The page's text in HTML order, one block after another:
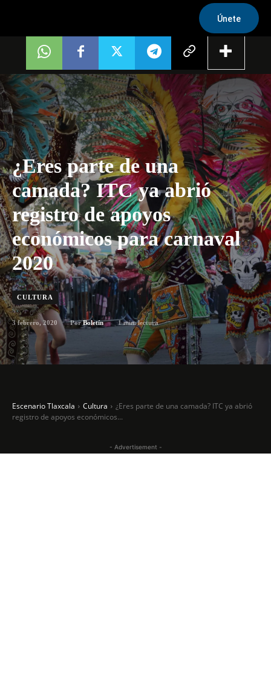
Únete
¿Eres parte de una
camada? ITC ya abrió
registro de apoyos
económicos para carnaval
2020
CULTURA
3 febrero, 2020 Por Boletín 1min. lectura
Escenario Tlaxcala Cultura
¿Eres parte de una camada? ITC ya abrió
registro de apoyos económicos...
- Advertisement -